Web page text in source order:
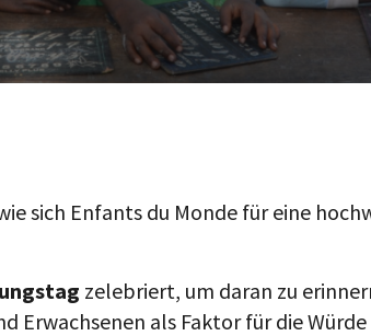
sich Enfants du Monde für eine
zelebriert, um daran zu
Erwachsenen als Faktor für die Würde